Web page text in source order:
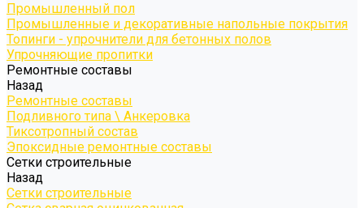
Промышленный пол
Промышленные и декоративные напольные покрытия
Топинги - упрочнители для бетонных полов
Упрочняющие пропитки
Ремонтные составы
Назад
Ремонтные составы
Подливного типа \ Анкеровка
Тиксотропный состав
Эпоксидные ремонтные составы
Сетки строительные
Назад
Сетки строительные